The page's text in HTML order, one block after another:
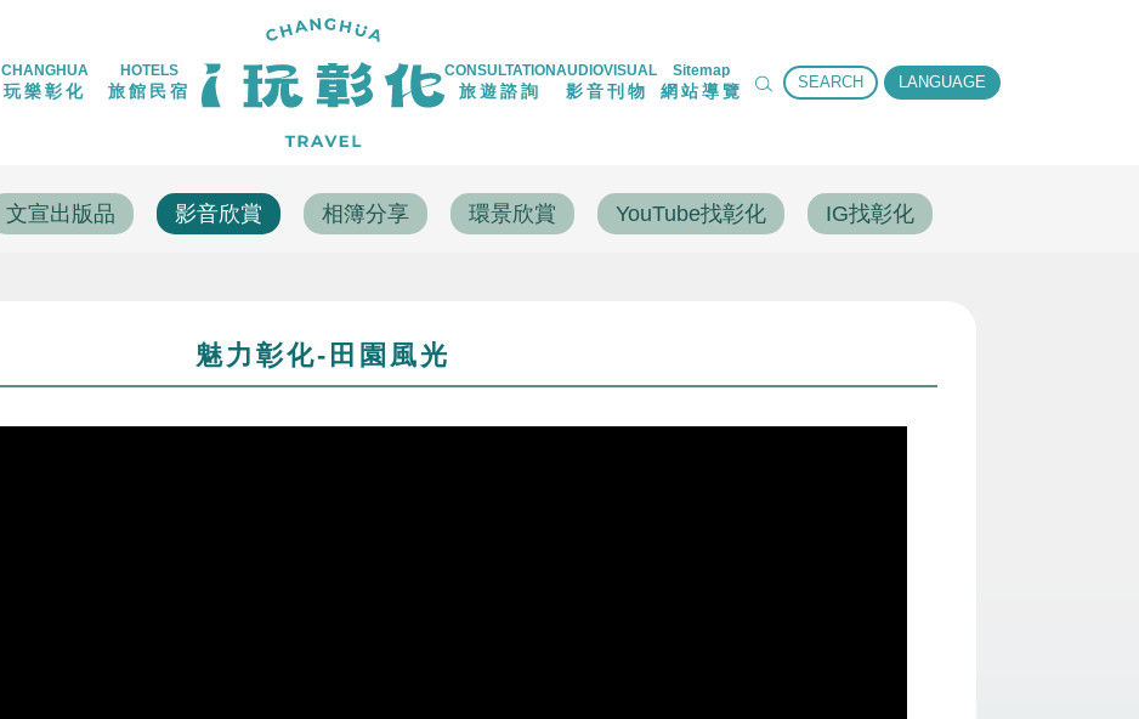
CHANGHUA
玩樂彰化
HOTELS
旅館民宿
CONSULTATION
旅遊諮詢
AUDIOVISUAL
影音刊物
Sitemap
網站導覽 SEARCH LANGUAGE
文宣出版品 影音欣賞 相簿分享 環景欣賞 YouTube找彰化 IG找彰化
魅力彰化-田園風光